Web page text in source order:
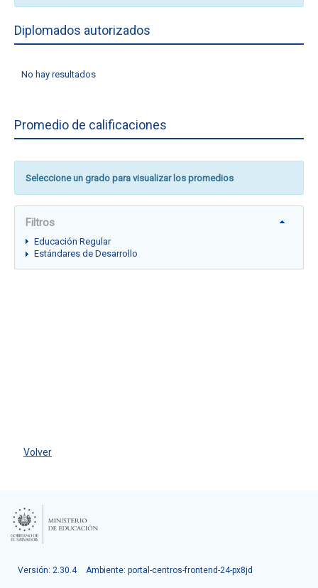
Diplomados autorizados
No hay resultados
Promedio de calificaciones
Seleccione un grado para visualizar los promedios
Filtros
Educación Regular
Estándares de Desarrollo
Volver
Versión: 2.30.4 Ambiente: portal-centros-frontend-24-px8jd